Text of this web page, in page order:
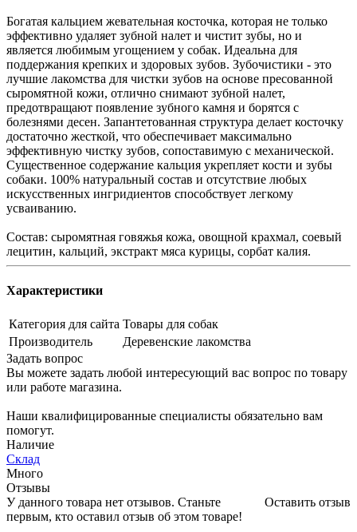
Богатая кальцием жевательная косточка, которая не только
эффективно удаляет зубной налет и чистит зубы, но и
является любимым угощением у собак. Идеальна для
поддержания крепких и здоровых зубов. Зубочистики - это
лучшие лакомства для чистки зубов на основе пресованной
сыромятной кожи, отлично снимают зубной налет,
предотвращают появление зубного камня и борятся с
болезнями десен. Запантетованная структура делает косточку
достаточно жесткой, что обеспечивает максимально
эффективную чистку зубов, сопоставимую с механической.
Существенное содержание кальция укрепляет кости и зубы
собаки. 100% натуральный состав и отсутствие любых
искусственных ингридиентов способствует легкому
усваиванию.
Состав: сыромятная говяжья кожа, овощной крахмал, соевый
лецитин, кальций, экстракт мяса курицы, сорбат калия.
Характеристики
Категория для сайта Товары для собак
Производитель
Деревенские лакомства
Задать вопрос
Вы можете задать любой интересующий вас вопрос по товару
или работе магазина.
Наши квалифицированные специалисты обязательно вам
помогут.
Наличие
Склад
Много
Отзывы
Оставить отзыв
У данного товара нет отзывов. Станьте
первым, кто оставил отзыв об этом товаре!